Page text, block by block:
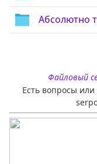
Абсолютно
Файловый
Есть вопросы